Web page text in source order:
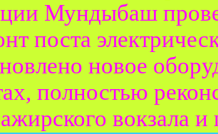
Мундыбаш
поста
новое
полностью
вокзала